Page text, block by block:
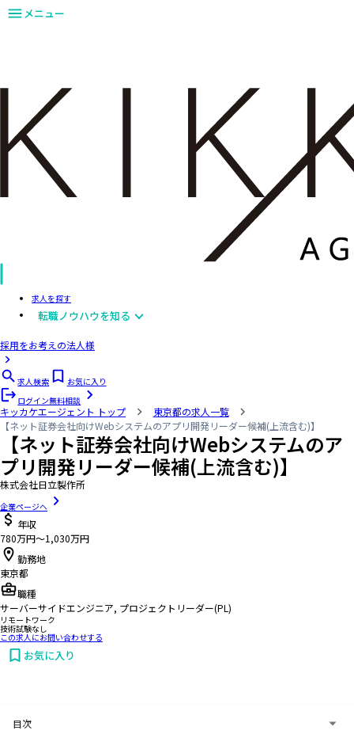
メニュー
求人を探す
転職ノウハウを知る
採用をお考えの法人様
求人検索
お気に入り
ログイン無料相談
キッカケエージェント トップ
東京都の求人一覧
【ネット証券会社向けWebシステムのアプリ開発リーダー候補(上流含む)】
【ネット証券会社向けWebシステムのア
プリ開発リーダー候補(上流含む)】
株式会社日立製作所
企業ページへ
年収
780万円〜1,030万円
勤務地
東京都
職種
サーバーサイドエンジニア, プロジェクトリーダー(PL)
リモートワーク
技術試験なし
この求人にお問い合わせする
お気に入り
目次